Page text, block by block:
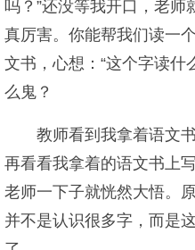
吗？”还没等我开口，老师
真厉害。你能帮我们读一
文书，心想：“这个字读
么鬼？
教师看到我拿着语文
再看看我拿着的语文书上
老师一下子就恍然大悟。
并不是认识很多字，而是